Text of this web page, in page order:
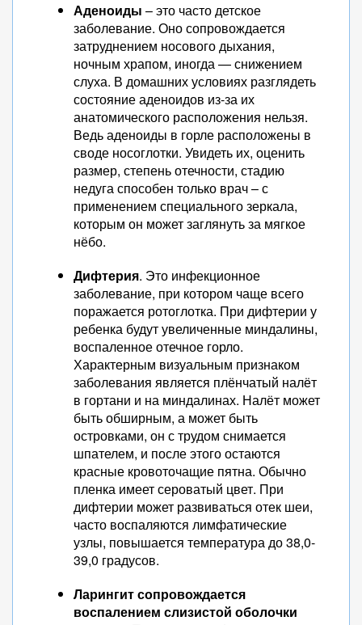
Аденоиды – это часто детское
заболевание. Оно сопровождается
затруднением носового дыхания,
ночным храпом, иногда — снижением
слуха. В домашних условиях разглядеть
состояние аденоидов из-за их
анатомического расположения нельзя.
Ведь аденоиды в горле расположены в
своде носоглотки. Увидеть их, оценить
размер, степень отечности, стадию
недуга способен только врач – с
применением специального зеркала,
которым он может заглянуть за мягкое
нёбо.
Дифтерия. Это инфекционное
заболевание, при котором чаще всего
поражается ротоглотка. При дифтерии у
ребенка будут увеличенные миндалины,
воспаленное отечное горло.
Характерным визуальным признаком
заболевания является плёнчатый налёт
в гортани и на миндалинах. Налёт может
быть обширным, а может быть
островками, он с трудом снимается
шпателем, и после этого остаются
красные кровоточащие пятна. Обычно
пленка имеет сероватый цвет. При
дифтерии может развиваться отек шеи,
часто воспаляются лимфатические
узлы, повышается температура до 38,0-
39,0 градусов.
Ларингит сопровождается
воспалением слизистой оболочки